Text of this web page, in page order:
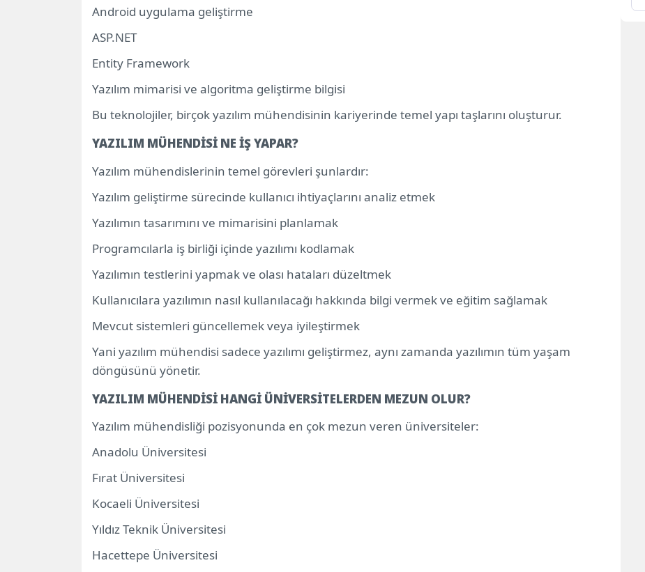
Android uygulama geliştirme
ASP.NET
Entity Framework
Yazılım mimarisi ve algoritma geliştirme bilgisi
Bu teknolojiler, birçok yazılım mühendisinin kariyerinde temel yapı taşlarını oluşturur.
YAZILIM MÜHENDİSİ NE İŞ YAPAR?
Yazılım mühendislerinin temel görevleri şunlardır:
Yazılım geliştirme sürecinde kullanıcı ihtiyaçlarını analiz etmek
Yazılımın tasarımını ve mimarisini planlamak
Programcılarla iş birliği içinde yazılımı kodlamak
Yazılımın testlerini yapmak ve olası hataları düzeltmek
Kullanıcılara yazılımın nasıl kullanılacağı hakkında bilgi vermek ve eğitim sağlamak
Mevcut sistemleri güncellemek veya iyileştirmek
Yani yazılım mühendisi sadece yazılımı geliştirmez, aynı zamanda yazılımın tüm yaşam
döngüsünü yönetir.
YAZILIM MÜHENDİSİ HANGİ ÜNİVERSİTELERDEN MEZUN OLUR?
Yazılım mühendisliği pozisyonunda en çok mezun veren üniversiteler:
Anadolu Üniversitesi
Fırat Üniversitesi
Kocaeli Üniversitesi
Yıldız Teknik Üniversitesi
Hacettepe Üniversitesi